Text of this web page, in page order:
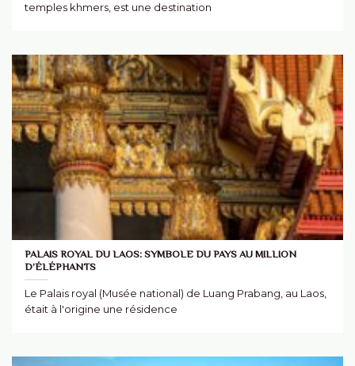
temples khmers, est une destination
PALAIS ROYAL DU LAOS: SYMBOLE DU PAYS AU MILLION
D’ÉLÉPHANTS
Le Palais royal (Musée national) de Luang Prabang, au Laos,
était à l'origine une résidence